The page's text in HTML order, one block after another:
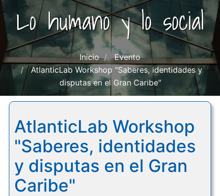
Lo humano y lo social
Inicio
Evento
AtlanticLab Workshop "Saberes, identidades y
disputas en el Gran Caribe"
AtlanticLab Workshop
"Saberes, identidades
y disputas en el Gran
Caribe"